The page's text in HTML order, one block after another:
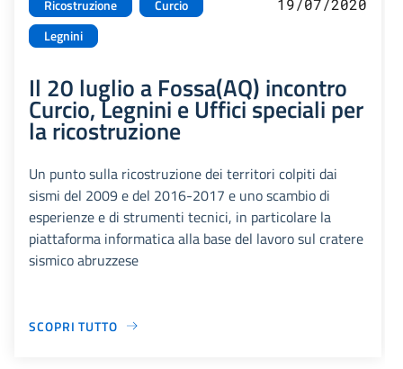
Ricostruzione
Curcio
Legnini
Il 20 luglio a Fossa(AQ) incontro
Curcio, Legnini e Uffici speciali per
la ricostruzione
Un punto sulla ricostruzione dei territori colpiti dai
sismi del 2009 e del 2016-2017 e uno scambio di
esperienze e di strumenti tecnici, in particolare la
piattaforma informatica alla base del lavoro sul cratere
sismico abruzzese
SCOPRI TUTTO